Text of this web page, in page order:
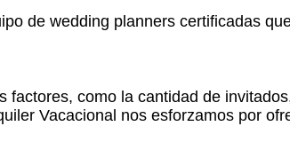
de wedding planners certificadas
como la cantidad de
Vacacional nos esforzamos por